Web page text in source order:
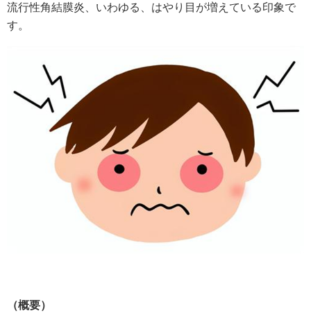
流行性角結膜炎、いわゆる、はやり目が増えている印象で
す。
（概要）